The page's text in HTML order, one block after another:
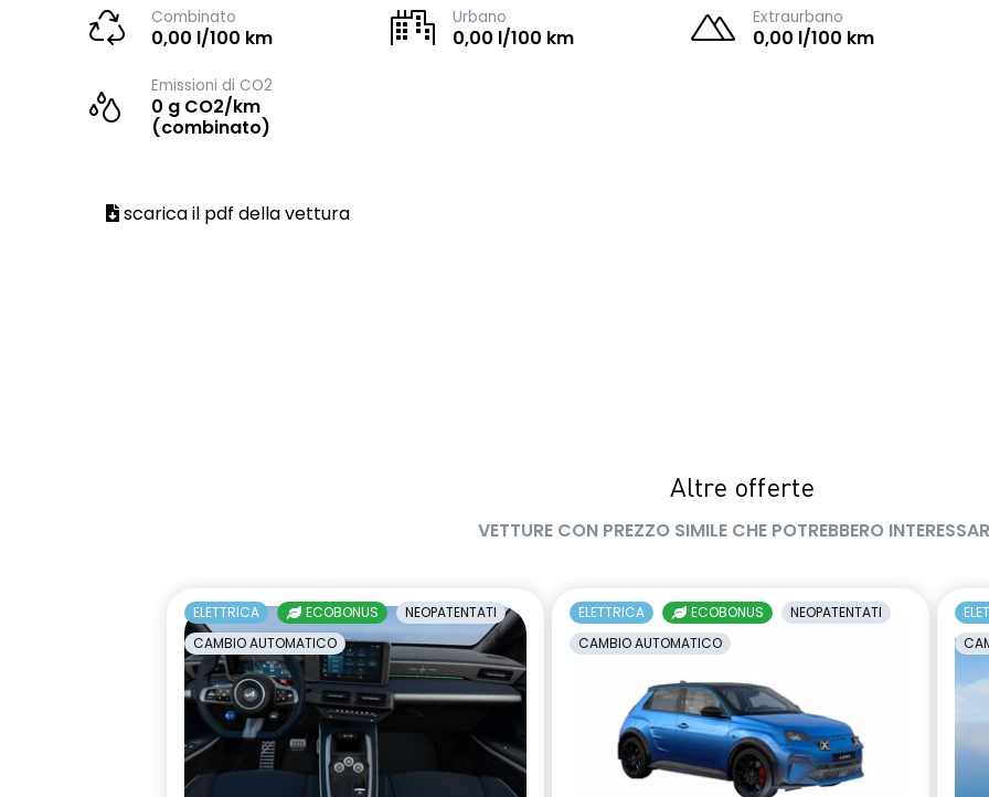
Combinato
0,00 l/100 km
Urbano
0,00 l/100 km
Extraurbano
0,00 l/100 km
Emissioni di CO2
0 g CO2/km
(combinato)
scarica il pdf della vettura
Altre offerte
VETTURE CON PREZZO SIMILE CHE POTREBBERO
ELETTRICA ECOBONUS
NEOPATENTATI
CAMBIO AUTOMATICO
ELETTRICA ECOBONUS
NEOPATENTATI
CAMBIO AUTOMATICO